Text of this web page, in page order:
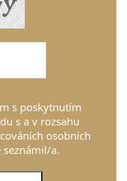
s poskytnutím
s a v rozsahu
osobních
seznámil/a.